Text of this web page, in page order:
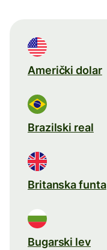
Američki dolar
Brazilski real
Britanska funta
Bugarski lev